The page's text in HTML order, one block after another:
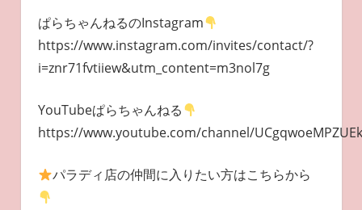
ぱらちゃんねるのInstagram
https://www.instagram.com/invites/contact/?
i=znr71fvtiiew&utm_content=m3nol7g
YouTubeぱらちゃんねる
https://www.youtube.com/channel/
パラディ店の仲間に入りたい方はこちらから